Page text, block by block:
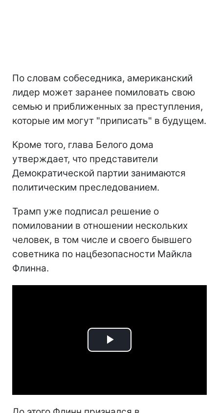
По словам собеседника, американский
лидер может заранее помиловать свою
семью и приближенных за преступления,
которые им могут "приписать" в будущем.
Кроме того, глава Белого дома
утверждает, что представители
Демократической партии занимаются
политическим преследованием.
Трамп уже подписал решение о
помиловании в отношении нескольких
человек, в том числе и своего бывшего
советника по нацбезопасности Майкла
Флинна.
Play